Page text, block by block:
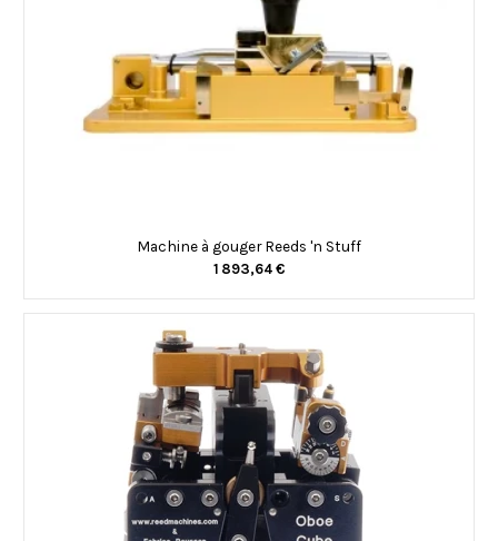
Machine à gouger Reeds 'n Stuff
1 893,64 €